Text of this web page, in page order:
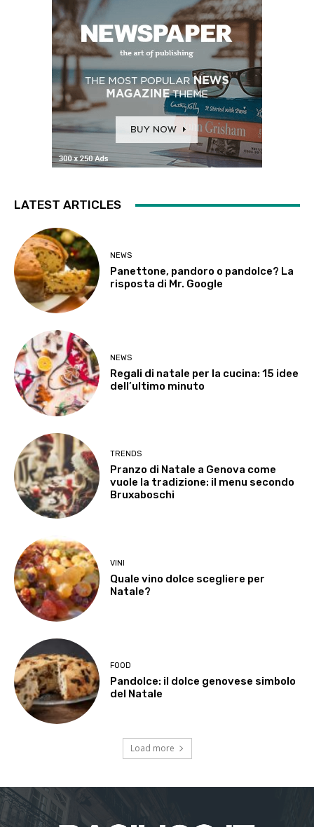
LATEST ARTICLES
NEWS
Panettone, pandoro o pandolce? La
risposta di Mr. Google
NEWS
Regali di natale per la cucina: 15 idee
dell’ultimo minuto
TRENDS
Pranzo di Natale a Genova come
vuole la tradizione: il menu secondo
Bruxaboschi
VINI
Quale vino dolce scegliere per
Natale?
FOOD
Pandolce: il dolce genovese simbolo
del Natale
Load more